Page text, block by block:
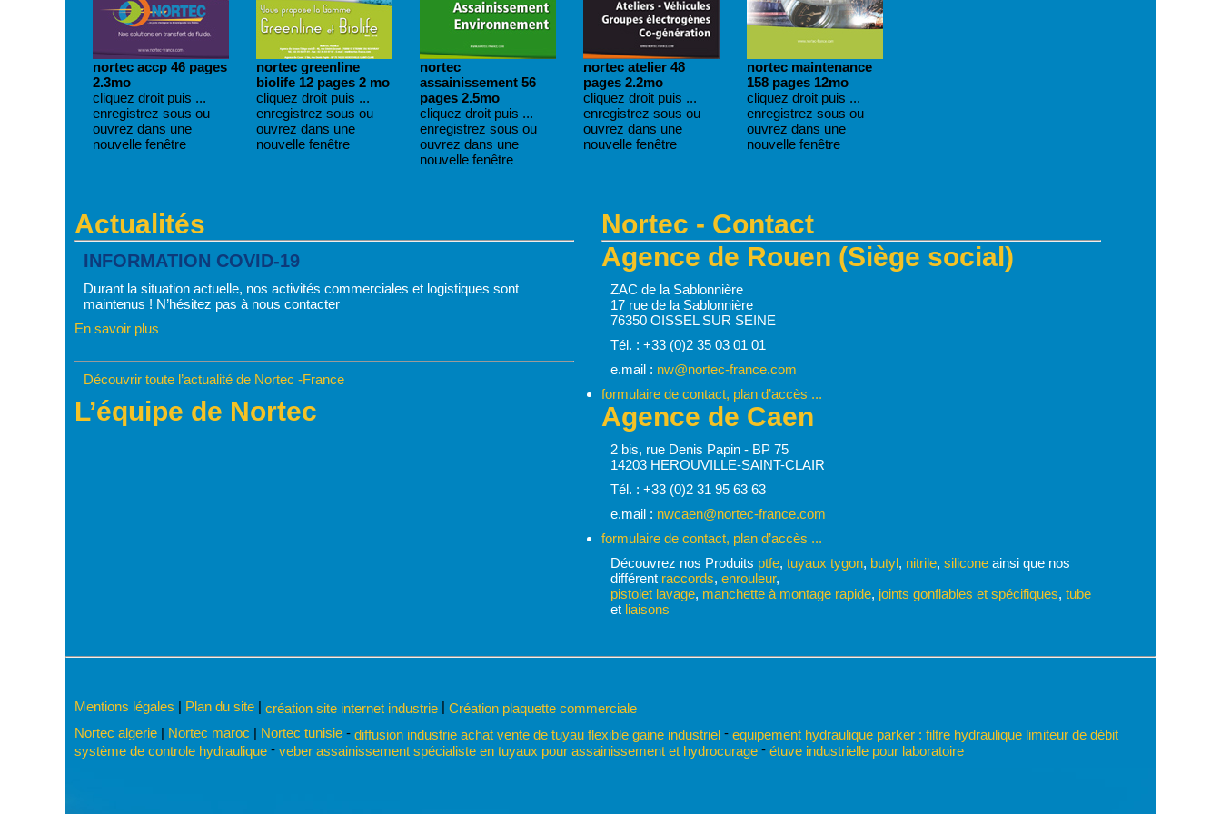
nortec accp 46 pages
2.3mo
cliquez droit puis ...
enregistrez sous ou
ouvrez dans une
nouvelle fenêtre
nortec greenline
biolife 12 pages 2 mo
cliquez droit puis ...
enregistrez sous ou
ouvrez dans une
nouvelle fenêtre
nortec
assainissement 56
pages 2.5mo
cliquez droit puis ...
enregistrez sous ou
ouvrez dans une
nouvelle fenêtre
nortec atelier 48
pages 2.2mo
cliquez droit puis ...
enregistrez sous ou
ouvrez dans une
nouvelle fenêtre
nortec maintenance
158 pages 12mo
cliquez droit puis ...
enregistrez sous ou
ouvrez dans une
nouvelle fenêtre
Actualités
INFORMATION COVID-19
Durant la situation actuelle, nos activités commerciales et logistiques sont
maintenus ! N’hésitez pas à nous contacter
En savoir plus
Découvrir toute l’actualité de Nortec -France
L’équipe de Nortec
Nortec - Contact
Agence de Rouen (Siège social)
ZAC de la Sablonnière
17 rue de la Sablonnière
76350 OISSEL SUR SEINE
Tél. : +33 (0)2 35 03 01 01
e.mail : nw@nortec-france.com
formulaire de contact, plan d’accès ...
Agence de Caen
2 bis, rue Denis Papin - BP 75
14203 HEROUVILLE-SAINT-CLAIR
Tél. : +33 (0)2 31 95 63 63
e.mail : nwcaen@nortec-france.com
formulaire de contact, plan d’accès ...
Découvrez nos Produits ptfe, tuyaux tygon, butyl, nitrile, silicone ainsi que nos
différent raccords, enrouleur,
pistolet lavage, manchette à montage rapide, joints gonflables et spécifiques, tube
et liaisons
Mentions légales | Plan du site | création site internet industrie | Création plaquette commerciale
Nortec algerie | Nortec maroc | Nortec tunisie - diffusion industrie achat vente de tuyau flexible gaine industriel - equipement hydraulique parker : filtre hydraulique limiteur de débit
système de controle hydraulique - veber assainissement spécialiste en tuyaux pour assainissement et hydrocurage - étuve industrielle pour laboratoire